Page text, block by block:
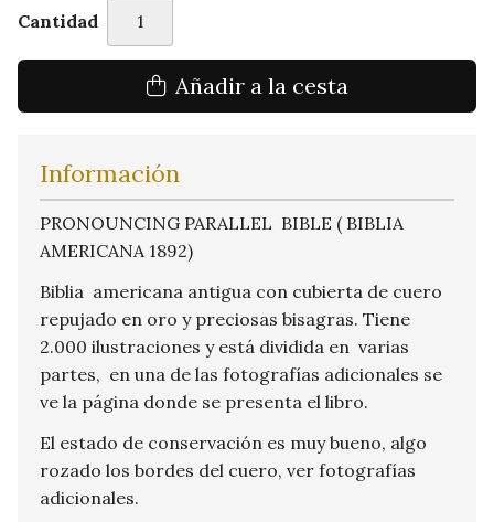
Cantidad
Añadir a la cesta
Información
PRONOUNCING PARALLEL BIBLE ( BIBLIA
AMERICANA 1892)
Biblia americana antigua con cubierta de cuero
repujado en oro y preciosas bisagras. Tiene
2.000 ilustraciones y está dividida en varias
partes, en una de las fotografías adicionales se
ve la página donde se presenta el libro.
El estado de conservación es muy bueno, algo
rozado los bordes del cuero, ver fotografías
adicionales.